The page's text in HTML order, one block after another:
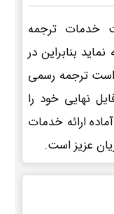
خدمات ترجمه
ساعته ارائه نماید بنابراین در
ترجمه رسمی
نهایی خود را
ارائه خدمات
عزیز است.